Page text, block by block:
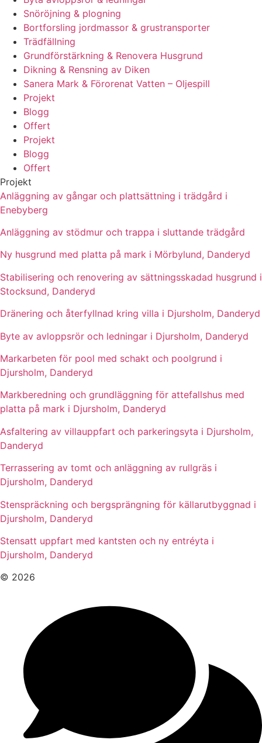
Snöröjning & plogning
Bortforsling jordmassor & grustransporter
Trädfällning
Grundförstärkning & Renovera Husgrund
Dikning & Rensning av Diken
Sanera Mark & Förorenat Vatten – Oljespill
Projekt
Blogg
Offert
Projekt
Blogg
Offert
Projekt
Anläggning av gångar och plattsättning i trädgård i
Enebyberg
Anläggning av stödmur och trappa i sluttande trädgård
Ny husgrund med platta på mark i Mörbylund, Danderyd
Stabilisering och renovering av sättningsskadad husgrund i
Stocksund, Danderyd
Dränering och återfyllnad kring villa i Djursholm, Danderyd
Byte av avloppsrör och ledningar i Djursholm, Danderyd
Markarbeten för pool med schakt och poolgrund i
Djursholm, Danderyd
Markberedning och grundläggning för attefallshus med
platta på mark i Djursholm, Danderyd
Asfaltering av villauppfart och parkeringsyta i Djursholm,
Danderyd
Terrassering av tomt och anläggning av rullgräs i
Djursholm, Danderyd
Stenspräckning och bergsprängning för källarutbyggnad i
Djursholm, Danderyd
Stensatt uppfart med kantsten och ny entréyta i
Djursholm, Danderyd
© 2026